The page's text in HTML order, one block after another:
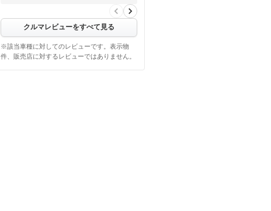
クルマレビューをすべて見る
※該当車種に対してのレビューです。表示物
件、販売店に対するレビューではありません。